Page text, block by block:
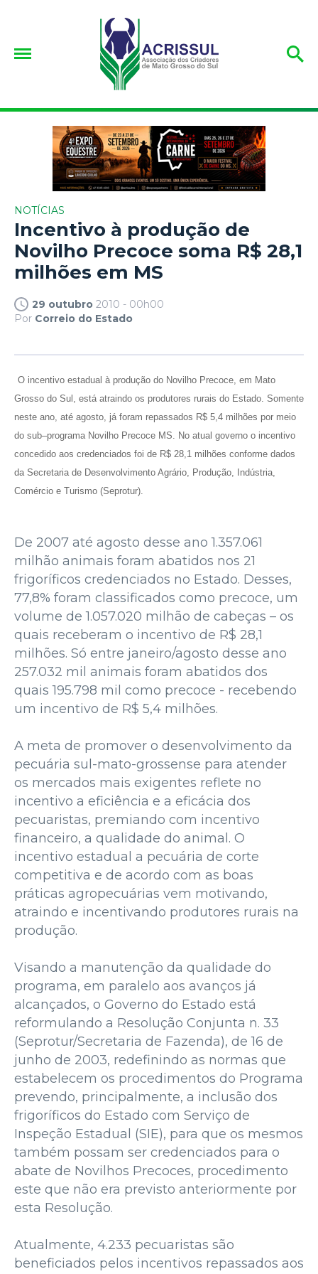
NOTÍCIAS
Incentivo à produção de
Novilho Precoce soma R$ 28,1
milhões em MS
29 outubro 2010 - 00h00
Por Correio do Estado
O incentivo estadual à produção do Novilho Precoce, em Mato
Grosso do Sul, está atraindo os produtores rurais do Estado. Somente
neste ano, até agosto, já foram repassados R$ 5,4 milhões por meio
do sub–programa Novilho Precoce MS. No atual governo o incentivo
concedido aos credenciados foi de R$ 28,1 milhões conforme dados
da Secretaria de Desenvolvimento Agrário, Produção, Indústria,
Comércio e Turismo (Seprotur).
De 2007 até agosto desse ano 1.357.061
milhão animais foram abatidos nos 21
frigoríficos credenciados no Estado. Desses,
77,8% foram classificados como precoce, um
volume de 1.057.020 milhão de cabeças – os
quais receberam o incentivo de R$ 28,1
milhões. Só entre janeiro/agosto desse ano
257.032 mil animais foram abatidos dos
quais 195.798 mil como precoce - recebendo
um incentivo de R$ 5,4 milhões.
A meta de promover o desenvolvimento da
pecuária sul-mato-grossense para atender
os mercados mais exigentes reflete no
incentivo a eficiência e a eficácia dos
pecuaristas, premiando com incentivo
financeiro, a qualidade do animal. O
incentivo estadual a pecuária de corte
competitiva e de acordo com as boas
práticas agropecuárias vem motivando,
atraindo e incentivando produtores rurais na
produção.
Visando a manutenção da qualidade do
programa, em paralelo aos avanços já
alcançados, o Governo do Estado está
reformulando a Resolução Conjunta n. 33
(Seprotur/Secretaria de Fazenda), de 16 de
junho de 2003, redefinindo as normas que
estabelecem os procedimentos do Programa
prevendo, principalmente, a inclusão dos
frigoríficos do Estado com Serviço de
Inspeção Estadual (SIE), para que os mesmos
também possam ser credenciados para o
abate de Novilhos Precoces, procedimento
este que não era previsto anteriormente por
esta Resolução.
Atualmente, 4.233 pecuaristas são
beneficiados pelos incentivos repassados aos